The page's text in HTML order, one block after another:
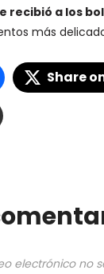
recibió a los
más
Share
electrónico no